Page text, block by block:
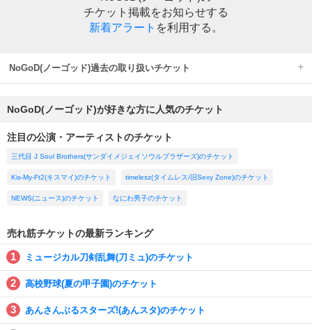
チケット掲載をお知らせする
新着アラート を利用する。
NoGoD(ノーゴッド)過去の取り扱いチケット
NoGoD(ノーゴッド)が好きな方に人気のチケット
注目の公演・アーティストのチケット
三代目 J Soul Brothers(サンダイメジェイソウルブラザーズ)のチケット
Kis-My-Ft2(キスマイ)のチケット timelesz(タイムレス/旧Sexy Zone)のチケット
NEWS(ニュース)のチケット なにわ男子のチケット
売れ筋チケットの最新ランキング
ミュージカル刀剣乱舞(刀ミュ)のチケット
高校野球(夏の甲子園)のチケット
あんさんぶるスターズ!(あんスタ)のチケット